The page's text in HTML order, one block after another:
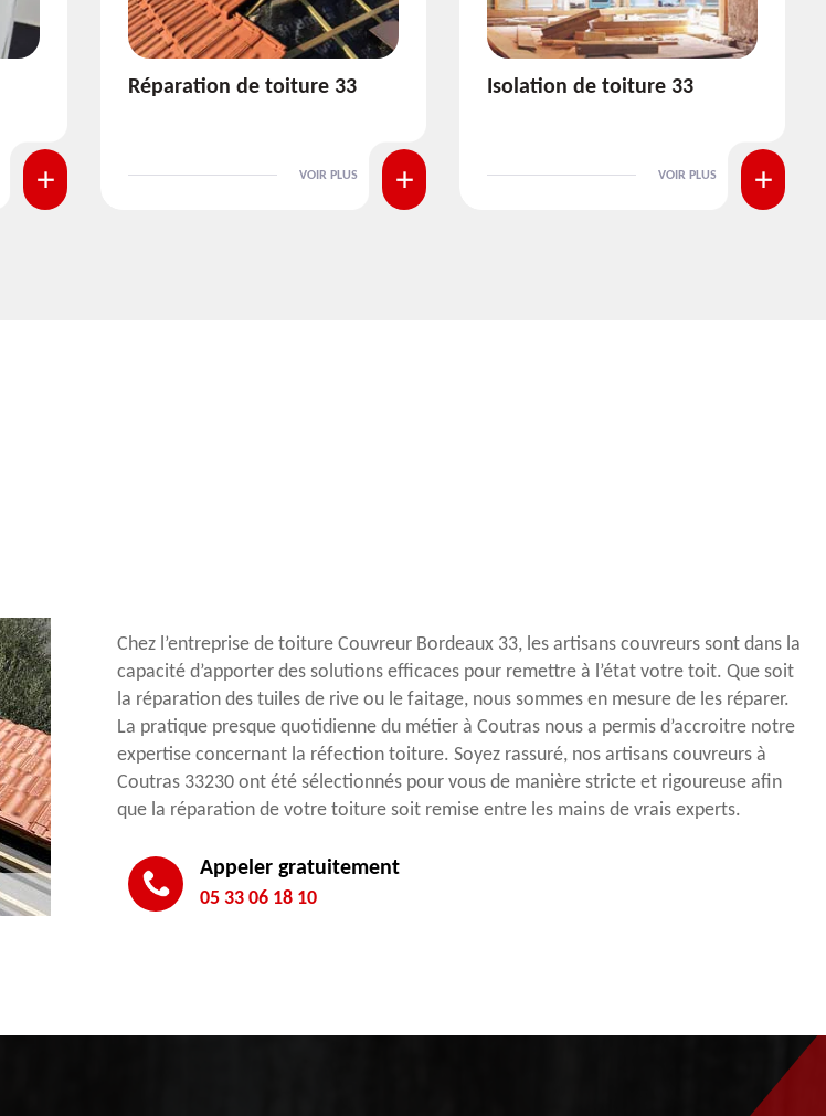
Isolation de toiture 33
VOIR PLUS
Pose et nettoyage de
VOIR PLUS
Chez l’entreprise de toiture Couvreur Bordeaux 33, les artisans couvreurs sont dans la
capacité d’apporter des solutions efficaces pour remettre à l’état votre toit. Que soit
la réparation des tuiles de rive ou le faitage, nous sommes en mesure de les réparer.
La pratique presque quotidienne du métier à Coutras nous a permis d’accroitre notre
expertise concernant la réfection toiture. Soyez rassuré, nos artisans couvreurs à
Coutras 33230 ont été sélectionnés pour vous de manière stricte et rigoureuse afin
que la réparation de votre toiture soit remise entre les mains de vrais experts.
Appeler gratuitement
05 33 06 18 10